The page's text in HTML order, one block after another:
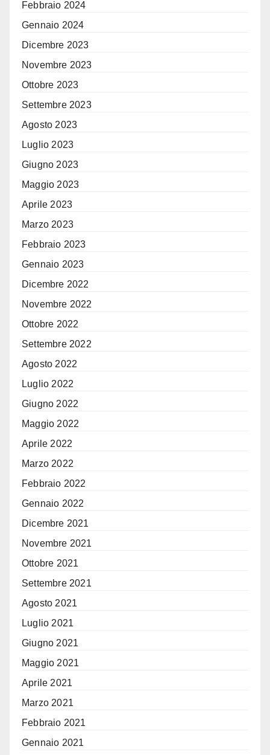
Febbraio 2024
Gennaio 2024
Dicembre 2023
Novembre 2023
Ottobre 2023
Settembre 2023
Agosto 2023
Luglio 2023
Giugno 2023
Maggio 2023
Aprile 2023
Marzo 2023
Febbraio 2023
Gennaio 2023
Dicembre 2022
Novembre 2022
Ottobre 2022
Settembre 2022
Agosto 2022
Luglio 2022
Giugno 2022
Maggio 2022
Aprile 2022
Marzo 2022
Febbraio 2022
Gennaio 2022
Dicembre 2021
Novembre 2021
Ottobre 2021
Settembre 2021
Agosto 2021
Luglio 2021
Giugno 2021
Maggio 2021
Aprile 2021
Marzo 2021
Febbraio 2021
Gennaio 2021